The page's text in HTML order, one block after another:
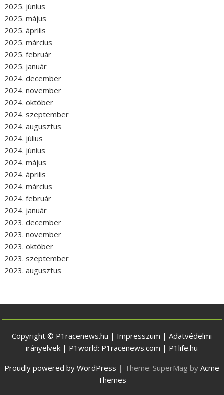
2025. június
2025. május
2025. április
2025. március
2025. február
2025. január
2024. december
2024. november
2024. október
2024. szeptember
2024. augusztus
2024. július
2024. június
2024. május
2024. április
2024. március
2024. február
2024. január
2023. december
2023. november
2023. október
2023. szeptember
2023. augusztus
Copyright © P1racenews.hu | Impresszum | Adatvédelmi
irányelvek | P1world: P1racenews.com | P1life.hu
Proudly powered by WordPress | Theme: SuperMag by Acme
Themes